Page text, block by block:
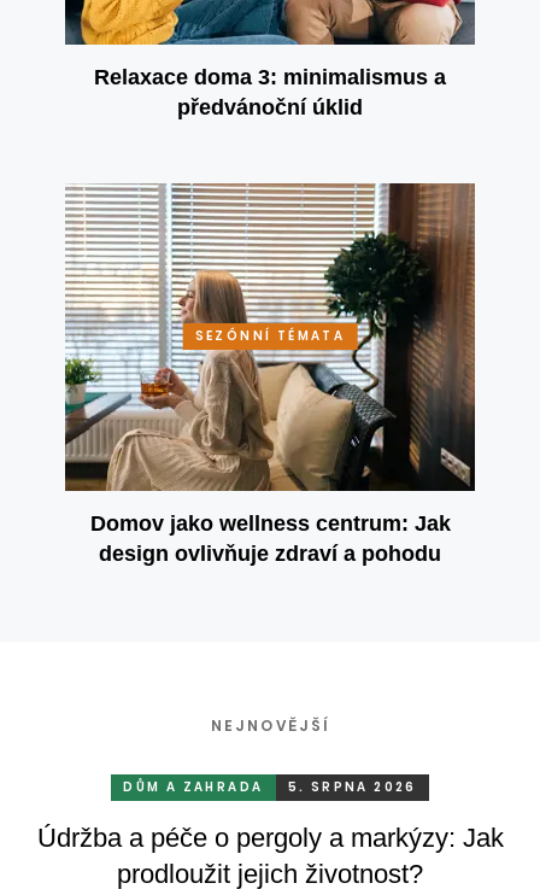
Relaxace doma 3: minimalismus a
předvánoční úklid
SEZÓNNÍ TÉMATA
Domov jako wellness centrum: Jak
design ovlivňuje zdraví a pohodu
NEJNOVĚJŠÍ
DŮM A ZAHRADA 5. SRPNA 2026
Údržba a péče o pergoly a markýzy: Jak
prodloužit jejich životnost?